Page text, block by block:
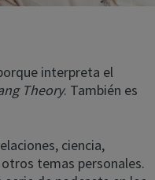
interpreta el
Theory. También es
ciencia,
temas personales.